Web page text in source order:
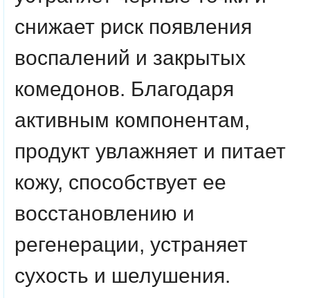
снижает риск появления
воспалений и закрытых
комедонов. Благодаря
активным компонентам,
продукт увлажняет и питает
кожу, способствует ее
восстановлению и
регенерации, устраняет
сухость и шелушения.